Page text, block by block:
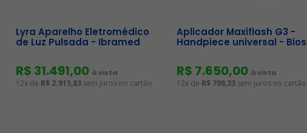
Lyra Aparelho Eletromédico
de Luz Pulsada - Ibramed
R$ 31.491,00 à vista
12x de R$ 2.915,83 sem juros no cartão
Aplicador Maxiflash G3 -
Handpiece universal -
R$ 7.650,00 à vista
12x de R$ 708,33sem juros no cartão